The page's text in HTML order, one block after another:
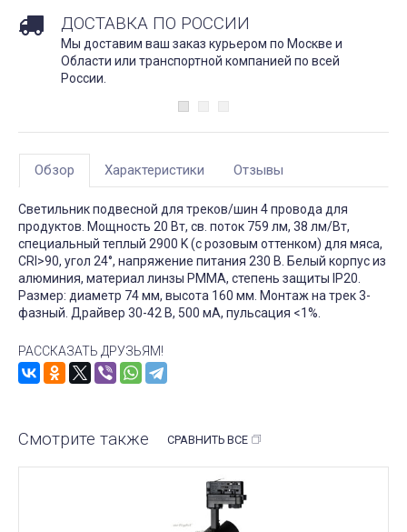
ДОСТАВКА ПО РОССИИ
Мы доставим ваш заказ курьером по Москве и
Области или транспортной компанией по всей
России.
Обзор Характеристики Отзывы
Светильник подвесной для треков/шин 4 провода для
продуктов. Мощность 20 Вт, св. поток 759 лм, 38 лм/Вт,
специальный теплый 2900 K (с розовым оттенком) для мяса,
CRI>90, угол 24°, напряжение питания 230 В. Белый корпус из
алюминия, материал линзы PMMA, степень защиты IP20.
Размер: диаметр 74 мм, высота 160 мм. Монтаж на трек 3-
фазный. Драйвер 30-42 В, 500 мА, пульсация <1%.
РАССКАЗАТЬ ДРУЗЬЯМ!
Смотрите также СРАВНИТЬ ВСЕ